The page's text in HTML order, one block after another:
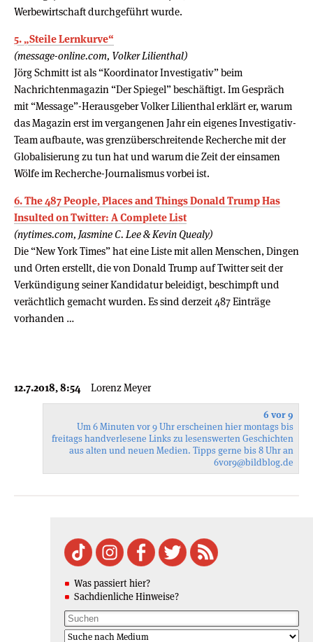
Werbewirtschaft durchgeführt wurde.
5. „Steile Lernkurve“
(message-online.com, Volker Lilienthal)
Jörg Schmitt ist als “Koordinator Investigativ” beim
Nachrichtenmagazin “Der Spiegel” beschäftigt. Im Gespräch
mit “Message”-Herausgeber Volker Lilienthal erklärt er, warum
das Magazin erst im vergangenen Jahr ein eigenes Investigativ-
Team aufbaute, was grenzüberschreitende Recherche mit der
Globalisierung zu tun hat und warum die Zeit der einsamen
Wölfe im Recherche-Journalismus vorbei ist.
6. The 487 People, Places and Things Donald Trump Has
Insulted on Twitter: A Complete List
(nytimes.com, Jasmine C. Lee & Kevin Quealy)
Die “New York Times” hat eine Liste mit allen Menschen, Dingen
und Orten erstellt, die von Donald Trump auf Twitter seit der
Verkündigung seiner Kandidatur beleidigt, beschimpft und
verächtlich gemacht wurden. Es sind derzeit 487 Einträge
vorhanden …
12.7.2018, 8:54 Lorenz Meyer
6 vor 9
Um 6 Minuten vor 9 Uhr erscheinen hier montags bis
freitags handverlesene Links zu lesenswerten Geschichten
aus alten und neuen Medien. Tipps gerne bis 8 Uhr an
6vor9@bildblog.de
Was passiert hier?
Sachdienliche Hinweise?